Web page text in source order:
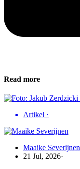
Read more
Artikel ·
Maaike Severijnen
21 Jul, 2026·